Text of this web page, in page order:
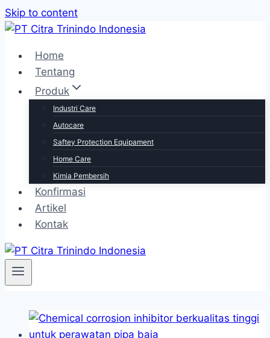
Skip to content
Home
Tentang
Produk
Industri Care
Autocare
Saftey Protection Equipament
Home Care
Kimia Pembersih
Konfirmasi
Artikel
Kontak